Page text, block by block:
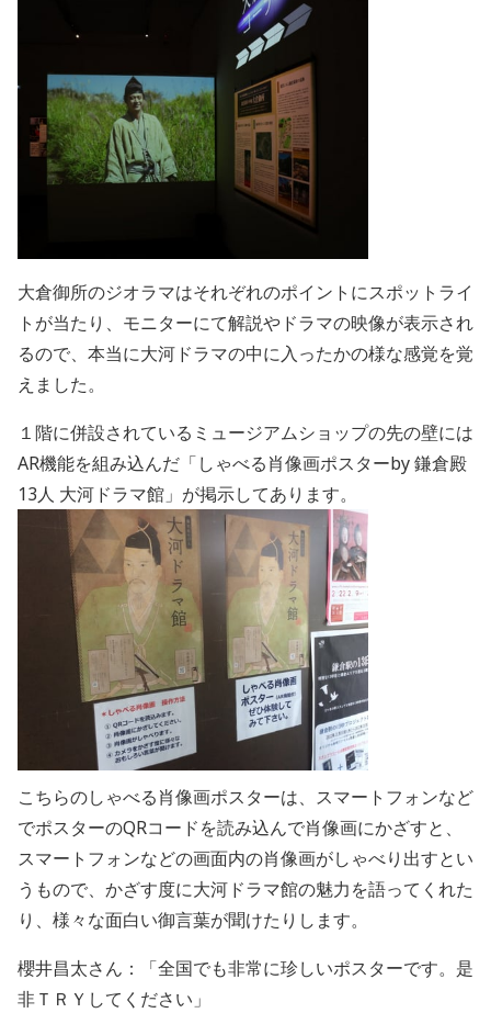
大倉御所のジオラマはそれぞれのポイントにスポットライ
トが当たり、モニターにて解説やドラマの映像が表示され
るので、本当に大河ドラマの中に入ったかの様な感覚を覚
えました。
１階に併設されているミュージアムショップの先の壁には
AR機能を組み込んだ「しゃべる肖像画ポスターby 鎌倉殿
13人 大河ドラマ館」が掲示してあります。
こちらのしゃべる肖像画ポスターは、 スマートフォンなど
でポスターのQRコードを読み込んで肖像画にかざすと、
スマートフォンなどの画面内の肖像画がしゃべり出すとい
うもので、 かざす度に大河ドラマ館の魅力を語ってくれた
り、様々な⾯⽩い御⾔葉が聞けたりします。
櫻井昌太さん：「全国でも非常に珍しいポスターです。是
非ＴＲＹしてください 」